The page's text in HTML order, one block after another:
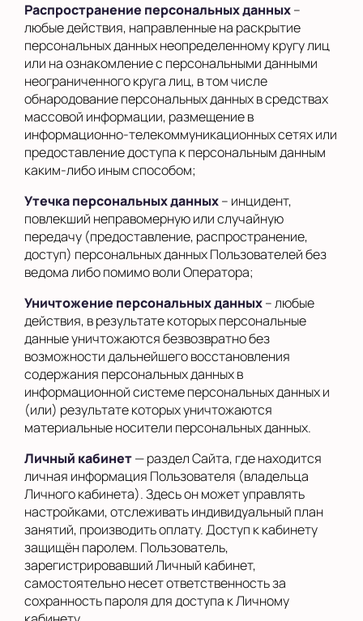
Распространение персональных данных–
любые действия, направленные на раскрытие
персональных данных неопределенному кругу лиц
или на ознакомление с персональными данными
неограниченного круга лиц, в том числе
обнародование персональных данных в средствах
массовой информации, размещение в
информационно-телекоммуникационных сетях или
предоставление доступа к персональным данным
каким-либо иным способом;
Утечка персональных данных– инцидент,
повлекший неправомерную или случайную
передачу (предоставление, распространение,
доступ) персональных данных Пользователей без
ведома либо помимо воли Оператора;
Уничтожение персональных данных– любые
действия, в результате которых персональные
данные уничтожаются безвозвратно без
возможности дальнейшего восстановления
содержания персональных данных в
информационной системе персональных данных и
(или) результате которых уничтожаются
материальные носители персональных данных.
Личный кабинет— раздел Сайта, где находится
личная информация Пользователя (владельца
Личного кабинета). Здесь он может управлять
настройками, отслеживать индивидуальный план
занятий, производить оплату. Доступ к кабинету
защищён паролем. Пользователь,
зарегистрировавший Личный кабинет,
самостоятельно несет ответственность за
сохранность пароля для доступа к Личному